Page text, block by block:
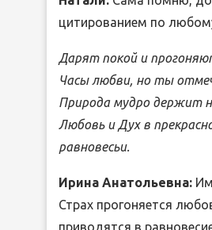
цитированием по
Дарят покой и
Часы любви, но ты
Природа мудро держит
Любовь и Дух в
равновесьи.
Ирина Анатольевна:
Страх прогоняется